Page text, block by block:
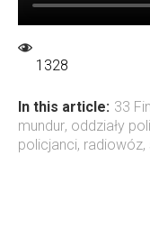
1328
In this article: 33
mundur, oddziały
policjanci, radiowóz,